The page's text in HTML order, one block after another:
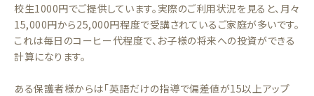
校生1000円でご提供しています。実際のご利用状況を見ると、月々
15,000円から25,000円程度で受講されているご家庭が多いです。
これは毎日のコーヒー代程度で、お子様の将来への投資ができる
計算になります。
ある保護者様からは「英語だけの指導で偏差値が15以上アップ